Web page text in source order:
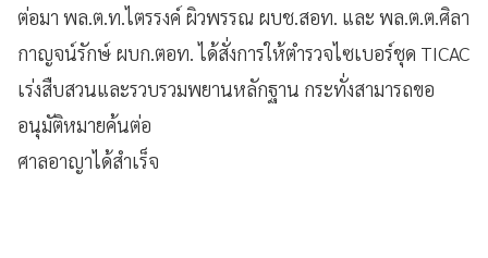
ต่อมา พล.ต.ท.ไตรรงค์ ผิวพรรณ ผบช.สอท. และ พล.ต.ต.ศิลา
กาญจน์รักษ์ ผบก.ตอท. ได้สั่งการให้ตำรวจไซเบอร์ชุด TICAC
เร่งสืบสวนและรวบรวมพยานหลักฐาน กระทั่งสามารถขอ
อนุมัติหมายค้นต่อ
ศาลอาญาได้สำเร็จ